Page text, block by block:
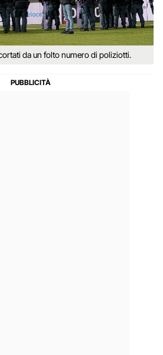
da un folto numero di poliziotti.